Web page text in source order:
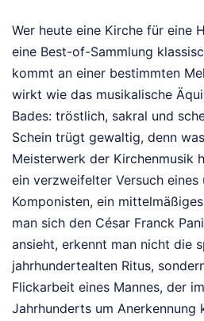
Wer heute eine Kirche für eine
eine Best-of-Sammlung
kommt an einer bestimmten
wirkt wie das musikalische
Bades: tröstlich, sakral und
Schein trügt gewaltig, denn
Meisterwerk der Kirchenmusik
ein verzweifelter Versuch
Komponisten, ein
man sich den César Franck
ansieht, erkennt man nicht die
jahrhundertealten Ritus,
Flickarbeit eines Mannes, der
Jahrhunderts um Anerkennung